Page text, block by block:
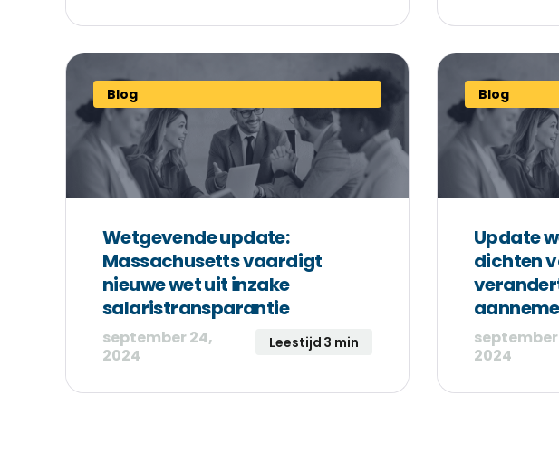
Blog
Wetgevende update:
Massachusetts vaardigt
nieuwe wet uit inzake
salaristransparantie
september 24,
2024
Leestijd 3 min
Blog
Update
dichten
2024